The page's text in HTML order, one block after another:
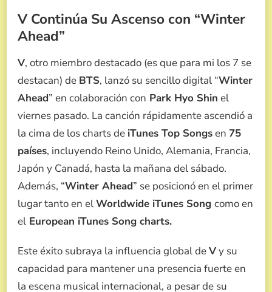
V Continúa Su Ascenso con “Winter
Ahead”
V, otro miembro destacado (es que para mi los 7 se
destacan) de BTS, lanzó su sencillo digital “Winter
Ahead” en colaboración con Park Hyo Shin el
viernes pasado. La canción rápidamente ascendió a
la cima de los charts de iTunes Top Songsen 75
países, incluyendo Reino Unido, Alemania, Francia,
Japón y Canadá, hasta la mañana del sábado.
Además, “Winter Ahead” se posicionó en el primer
lugar tanto en elWorldwide iTunes Song como en
el European iTunes Song charts.
Este éxito subraya la influencia global deVy su
capacidad para mantener una presencia fuerte en
la escena musical internacional, a pesar de su